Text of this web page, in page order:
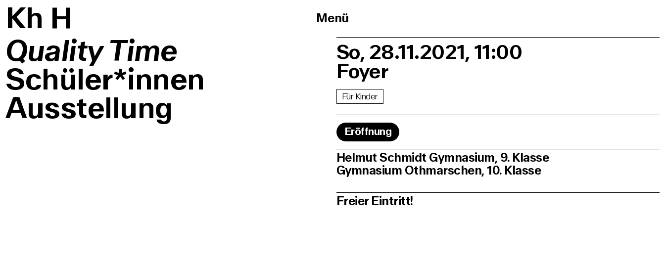
Kh H Menü
Quality Time
Schüler*innen
Ausstellung
So, 28.11.2021, 11:00
Foyer
Für Kinder
Eröffnung
Helmut Schmidt Gymnasium, 9. Klasse
Gymnasium Othmarschen, 10. Klasse
Freier Eintritt!